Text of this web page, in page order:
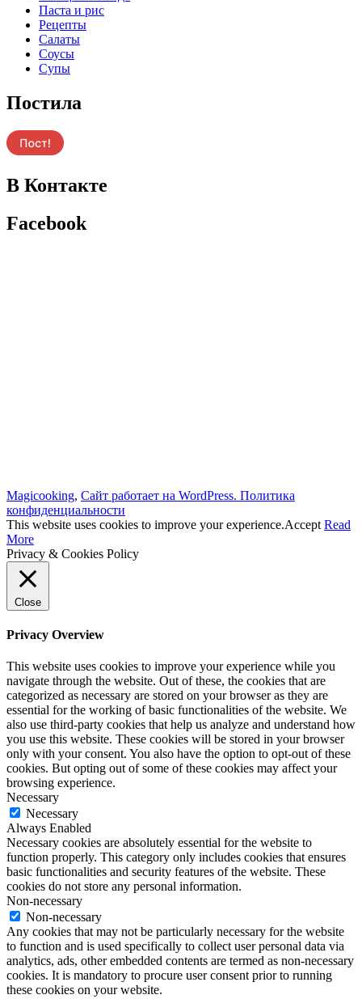
Паста и рис
Рецепты
Салаты
Соусы
Супы
Постила
В Контакте
Facebook
Magicooking, Сайт работает на WordPress. Политика
конфиденциальности
This website uses cookies to improve your experience.Accept Read
More
Privacy & Cookies Policy
Close
Privacy Overview
This website uses cookies to improve your experience while you
navigate through the website. Out of these, the cookies that are
categorized as necessary are stored on your browser as they are
essential for the working of basic functionalities of the website. We
also use third-party cookies that help us analyze and understand how
you use this website. These cookies will be stored in your browser
only with your consent. You also have the option to opt-out of these
cookies. But opting out of some of these cookies may affect your
browsing experience.
Necessary
Necessary
Always Enabled
Necessary cookies are absolutely essential for the website to
function properly. This category only includes cookies that ensures
basic functionalities and security features of the website. These
cookies do not store any personal information.
Non-necessary
Non-necessary
Any cookies that may not be particularly necessary for the website
to function and is used specifically to collect user personal data via
analytics, ads, other embedded contents are termed as non-necessary
cookies. It is mandatory to procure user consent prior to running
these cookies on your website.